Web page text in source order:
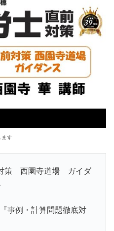
ます
策 西園寺道場 ガイダ
事例・計算問題徹底対